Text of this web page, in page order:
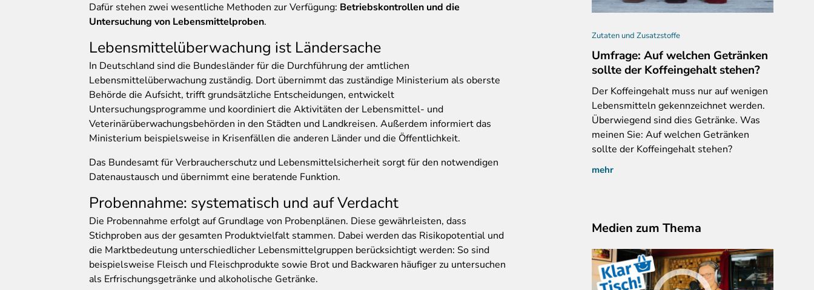
Dafür stehen zwei wesentliche Methoden zur Verfügung: Betriebskontrollen und die
Untersuchung von Lebensmittelproben.
Lebensmittelüberwachung ist Ländersache
In Deutschland sind die Bundesländer für die Durchführung der amtlichen
Lebensmittelüberwachung zuständig. Dort übernimmt das zuständige Ministerium als oberste
Behörde die Aufsicht, trifft grundsätzliche Entscheidungen, entwickelt
Untersuchungsprogramme und koordiniert die Aktivitäten der Lebensmittel- und
Veterinärüberwachungsbehörden in den Städten und Landkreisen. Außerdem informiert das
Ministerium beispielsweise in Krisenfällen die anderen Länder und die Öffentlichkeit.
Das Bundesamt für Verbraucherschutz und Lebensmittelsicherheit sorgt für den notwendigen
Datenaustausch und übernimmt eine beratende Funktion.
Probennahme: systematisch und auf Verdacht
Die Probennahme erfolgt auf Grundlage von Probenplänen. Diese gewährleisten, dass
Stichproben aus der gesamten Produktvielfalt stammen. Dabei werden das Risikopotential und
die Marktbedeutung unterschiedlicher Lebensmittelgruppen berücksichtigt werden: So sind
beispielsweise Fleisch und Fleischprodukte sowie Brot und Backwaren häufiger zu untersuchen
als Erfrischungsgetränke und alkoholische Getränke.
Zutaten und Zusatzstoffe
Umfrage: Auf welchen Getränken
sollte der Koffeingehalt stehen?
Der Koffeingehalt muss nur auf wenigen
Lebensmitteln gekennzeichnet werden.
Überwiegend sind dies Getränke. Was
meinen Sie: Auf welchen Getränken
sollte der Koffeingehalt stehen?
mehr
Medien zum Thema